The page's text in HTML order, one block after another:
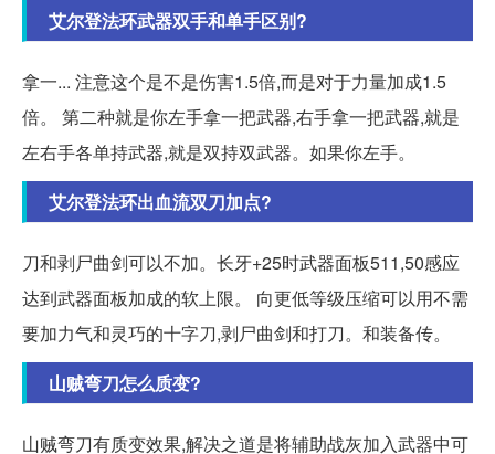
艾尔登法环武器双手和单手区别?
拿一... 注意这个是不是伤害1.5倍,而是对于力量加成1.5
倍。 第二种就是你左手拿一把武器,右手拿一把武器,就是
左右手各单持武器,就是双持双武器。如果你左手。
艾尔登法环出血流双刀加点?
刀和剥尸曲剑可以不加。长牙+25时武器面板511,50感应
达到武器面板加成的软上限。 向更低等级压缩可以用不需
要加力气和灵巧的十字刀,剥尸曲剑和打刀。和装备传。
山贼弯刀怎么质变?
山贼弯刀有质变效果,解决之道是将辅助战灰加入武器中可